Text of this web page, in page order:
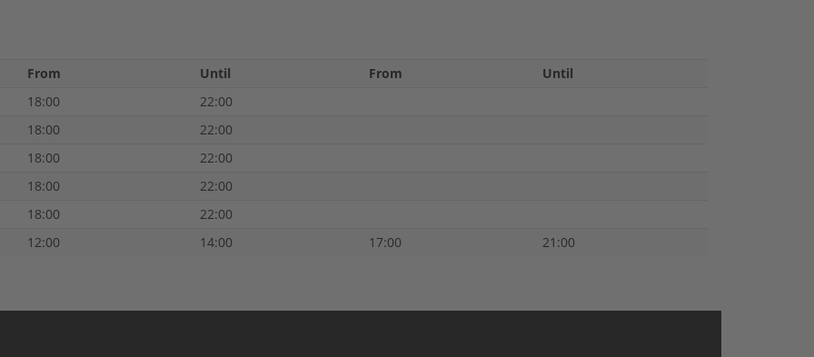
From Until From
Until
18:00
22:00
18:00
22:00
18:00
22:00
18:00
22:00
18:00
22:00
12:00
14:00 17:00 21:00